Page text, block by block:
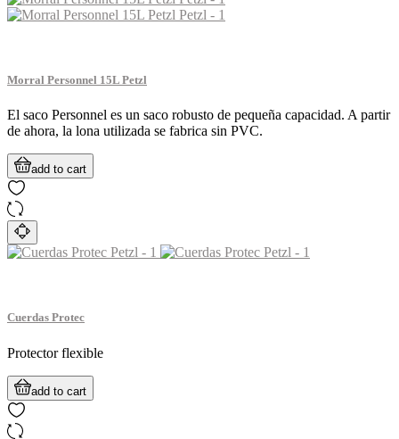
Morral Personnel 15L Petzl
El saco Personnel es un saco robusto de pequeña capacidad. A partir
de ahora, la lona utilizada se fabrica sin PVC.
add to cart
Cuerdas Protec
Protector flexible
add to cart